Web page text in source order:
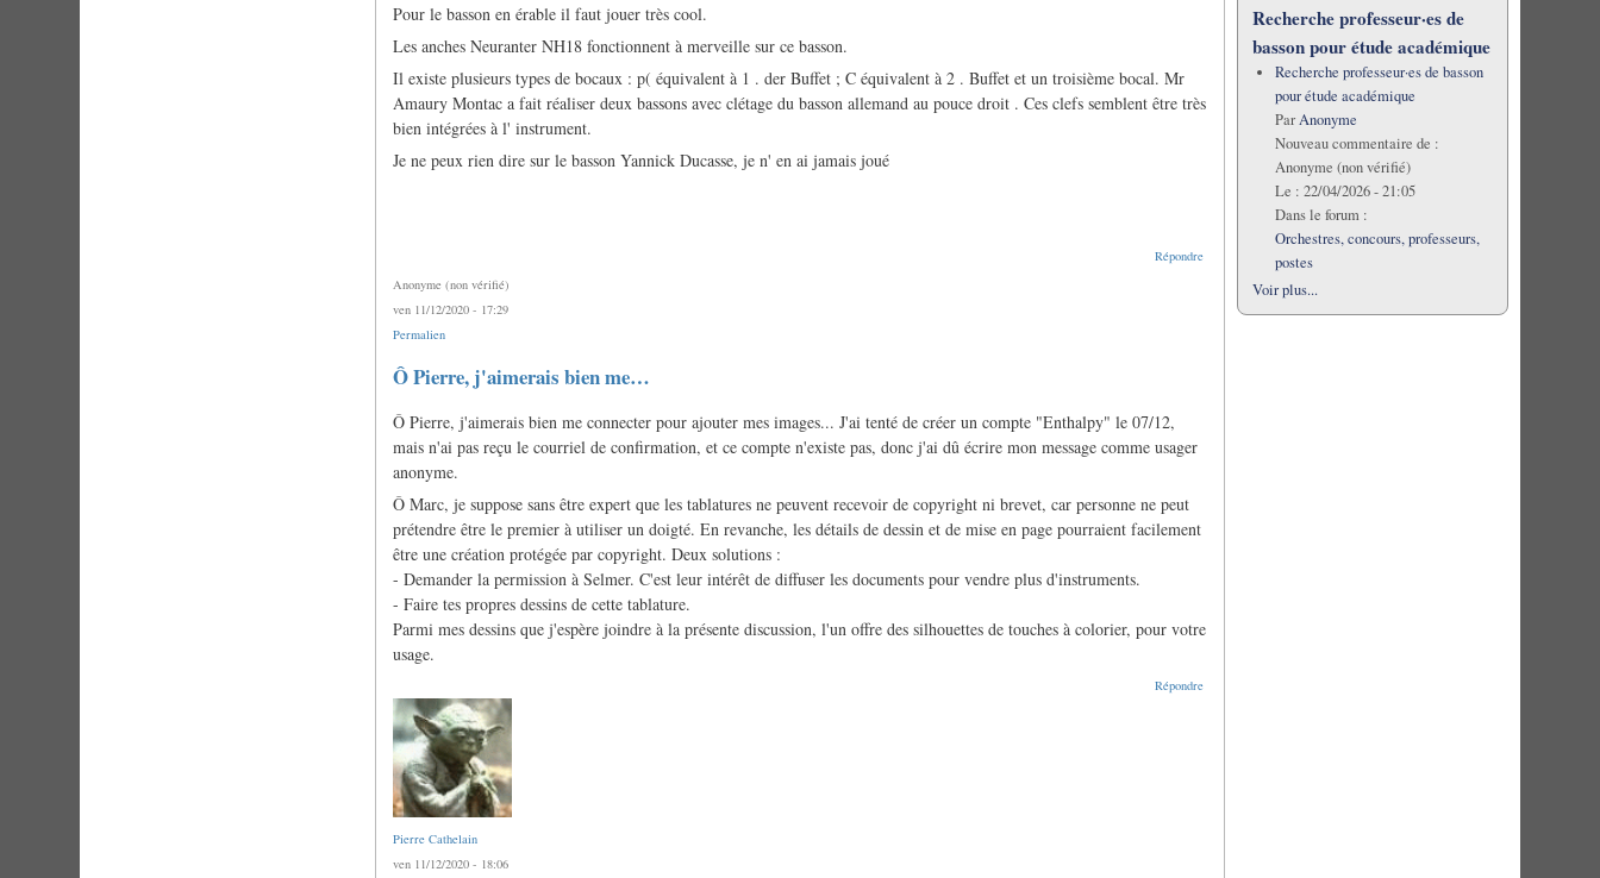
Pour le basson en érable il faut jouer très cool.
Les anches Neuranter NH18 fonctionnent à merveille sur ce basson.
Il existe plusieurs types de bocaux : p( équivalent à 1 . der Buffet ; C équivalent à 2 . Buffet et un troisième bocal. Mr
Amaury Montac a fait réaliser deux bassons avec clétage du basson allemand au pouce droit . Ces clefs semblent être très
bien intégrées à l' instrument.
Je ne peux rien dire sur le basson Yannick Ducasse, je n' en ai jamais joué
Répondre
Anonyme (non vérifié)
ven 11/12/2020 - 17:29
Permalien
Ô Pierre, j'aimerais bien me…
Ô Pierre, j'aimerais bien me connecter pour ajouter mes images... J'ai tenté de créer un compte "Enthalpy" le 07/12,
mais n'ai pas reçu le courriel de confirmation, et ce compte n'existe pas, donc j'ai dû écrire mon message comme usager
anonyme.
Ô Marc, je suppose sans être expert que les tablatures ne peuvent recevoir de copyright ni brevet, car personne ne peut
prétendre être le premier à utiliser un doigté. En revanche, les détails de dessin et de mise en page pourraient facilement
être une création protégée par copyright. Deux solutions :
- Demander la permission à Selmer. C'est leur intérêt de diffuser les documents pour vendre plus d'instruments.
- Faire tes propres dessins de cette tablature.
Parmi mes dessins que j'espère joindre à la présente discussion, l'un offre des silhouettes de touches à colorier, pour votre
usage.
Répondre
Pierre Cathelain
ven 11/12/2020 - 18:06
Recherche professeur·es de
basson pour étude académique
Recherche professeur·es de basson
pour étude académique
ParAnonyme
Nouveau commentaire de :
Anonyme (non vérifié)
Le : 22/04/2026 - 21:05
Dans le forum :
Orchestres, concours, professeurs,
postes
Voir plus...